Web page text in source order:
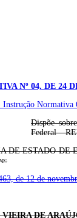
Nº 04, DE 24
Instrução Normativa
Dispõe
Federal –
ESTADO DE
de 12 de
VIEIRA DE